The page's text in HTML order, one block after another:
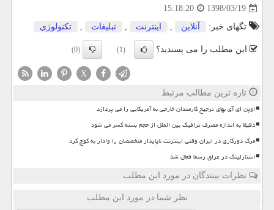
1398/03/19
15:18:20
تگهای خبر:
آنلاین , اینترنت , تبلیغات , تكنولوژی
این مطلب را می پسندید؟ (1)
(0)
X
تازه ترین مطالب مرتبط
اوپن ای آی بهای ترجیح کارمندان خارجی به آمریکایی را می پردازد
دقیقا به اندازه مصرف ترافیک بین الملل از حجم بسته کسر می شود
مرگ دورکاری در ایران وقتی اینترنت ناپایدار متخصصان را وادار به کوچ کرد
استارلینک در عراق رسما فعال شد
نظرات بینندگان در مورد این مطلب
نظر شما در مورد این مطلب